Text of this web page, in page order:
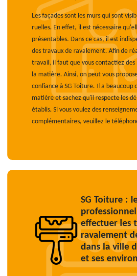
Les façades sont les murs qui sont
ruelles. En effet, il est nécessaire
présentables. Dans ce cas, il est
des travaux de ravalement. Afin de
travail, il faut que vous contactiez des
la matière. Ainsi, on peut vous
confiance à SG Toiture. Il a beaucoup
matière et sachez qu'il respecte les
établis. Si vous voulez des
complémentaires, veuillez le
SG Toiture :
effectuer les
ravalement
dans la ville
et ses